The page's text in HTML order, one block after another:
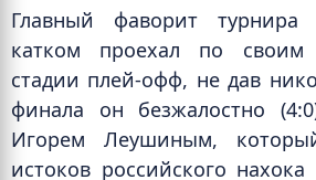
Главный фаворит
катком проехал по своим
стадии плей-офф, не дав
финала он безжалостно
Игорем Леушиным,
истоков российского